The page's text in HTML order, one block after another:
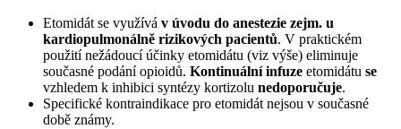
Etomidát se využívá v úvodu do anestezie zejm. u
kardiopulmonálně rizikových pacientů. V praktickém
použití nežádoucí účinky etomidátu (viz výše) eliminuje
současné podání opioidů. Kontinuální infuze etomidátu se
vzhledem k inhibici syntézy kortizolu nedoporučuje.
Specifické kontraindikace pro etomidát nejsou v současné
době známy.